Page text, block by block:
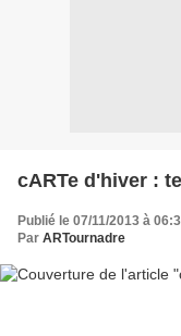
cARTe d'hiver :
Publié le 07/11/2013 à
Par ARTournadre